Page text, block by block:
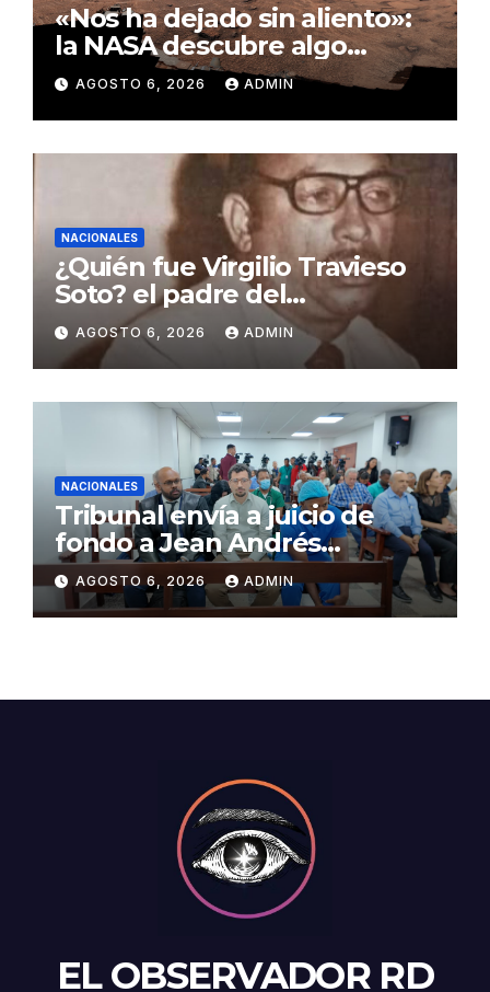
«Nos ha dejado sin aliento»:
la NASA descubre algo
insólito en Marte
AGOSTO 6, 2026 ADMIN
NACIONALES
¿Quién fue Virgilio Travieso
Soto? el padre del
baloncesto dominicano
AGOSTO 6, 2026 ADMIN
NACIONALES
Tribunal envía a juicio de
fondo a Jean Andrés
Pumarol y tres meses de
prisión preventiva
AGOSTO 6, 2026 ADMIN
EL OBSERVADOR RD